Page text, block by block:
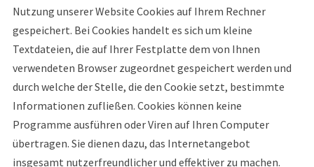
Nutzung unserer Website Cookies auf Ihrem Rechner
gespeichert. Bei Cookies handelt es sich um kleine
Textdateien, die auf Ihrer Festplatte dem von Ihnen
verwendeten Browser zugeordnet gespeichert werden und
durch welche der Stelle, die den Cookie setzt, bestimmte
Informationen zufließen. Cookies können keine
Programme ausführen oder Viren auf Ihren Computer
übertragen. Sie dienen dazu, das Internetangebot
insgesamt nutzerfreundlicher und effektiver zu machen.